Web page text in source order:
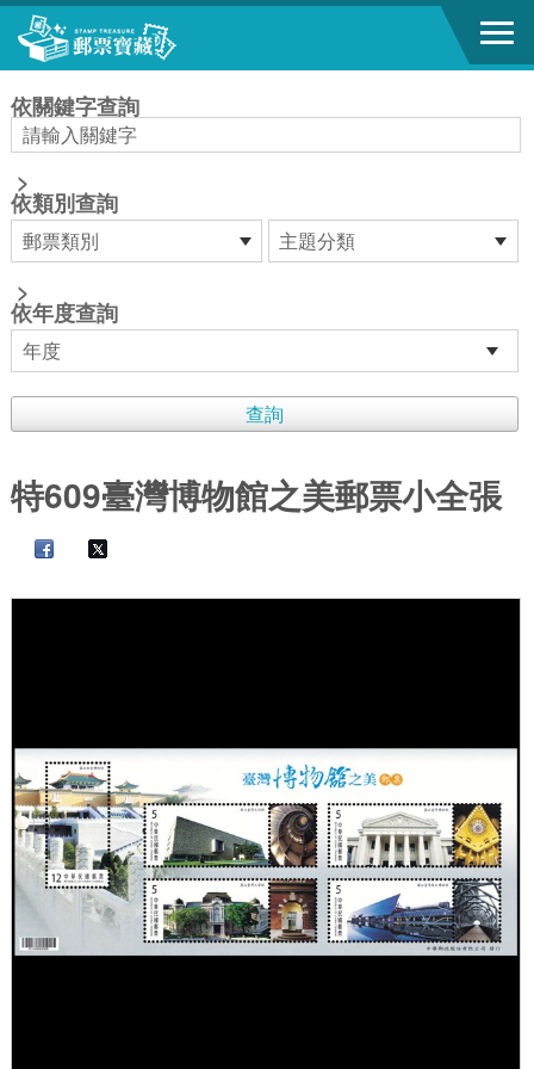
跳到主要內容區塊
依關鍵字查詢
>
依類別查詢
>
依年度查詢
特609臺灣博物館之美郵票小全張